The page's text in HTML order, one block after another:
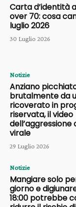
Carta d’identità
over 70: cosa
luglio 2026
30 Luglio 2026
Notizie
Anziano
brutalmente da
ricoverato in
riservata, il video
dell’aggressione
virale
29 Luglio 2026
Notizie
Mangiare solo
giorno e
18:00 potrebbe